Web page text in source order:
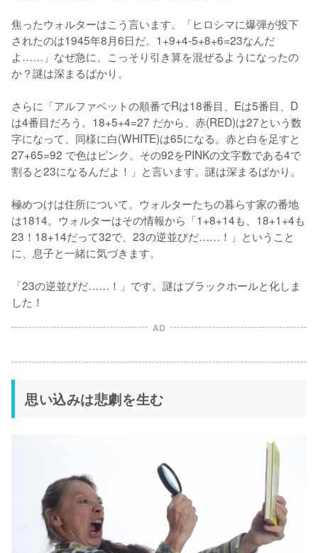
焦ったウォルターはこう言います。「ヒロシマに爆弾が投下
されたのは1945年8月6日だ。1+9+4-5+8+6=23なんだ
よ……」なぜ急に、こっそり引き算を混ぜるようになったの
か？謎は深まるばかり。
さらに「アルファベットの順番でRは18番目、Eは5番目、D
は4番目だろう。18+5+4=27 だから、赤(RED)は27という数
字になって、同様に白(WHITE)は65になる。赤と白を足すと
27+65=92 で色はピンク。その92をPINKの文字数である4で
割ると23になるんだよ！」と言います。謎は深まるばかり。
極めつけは住所について。ウォルターたちの暮らす家の番地
は1814。ウォルターはその情報から「1+8+14も、18+1+4も
23！18+14だって32で、23の逆並びだ……！」ということ
に、息子と一緒に気づきます。
「23の逆並びだ……！」です。謎はブラックホールと化しま
した！
AD
思い込みは悲劇を生む